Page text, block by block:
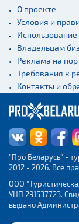
О проекте
Условия и
Владельцам
Реклама на
Требования к
Контакты и
"Про Беларусь" -
2012 - 2026. Все
ООО
УНП 291537723.
выдано